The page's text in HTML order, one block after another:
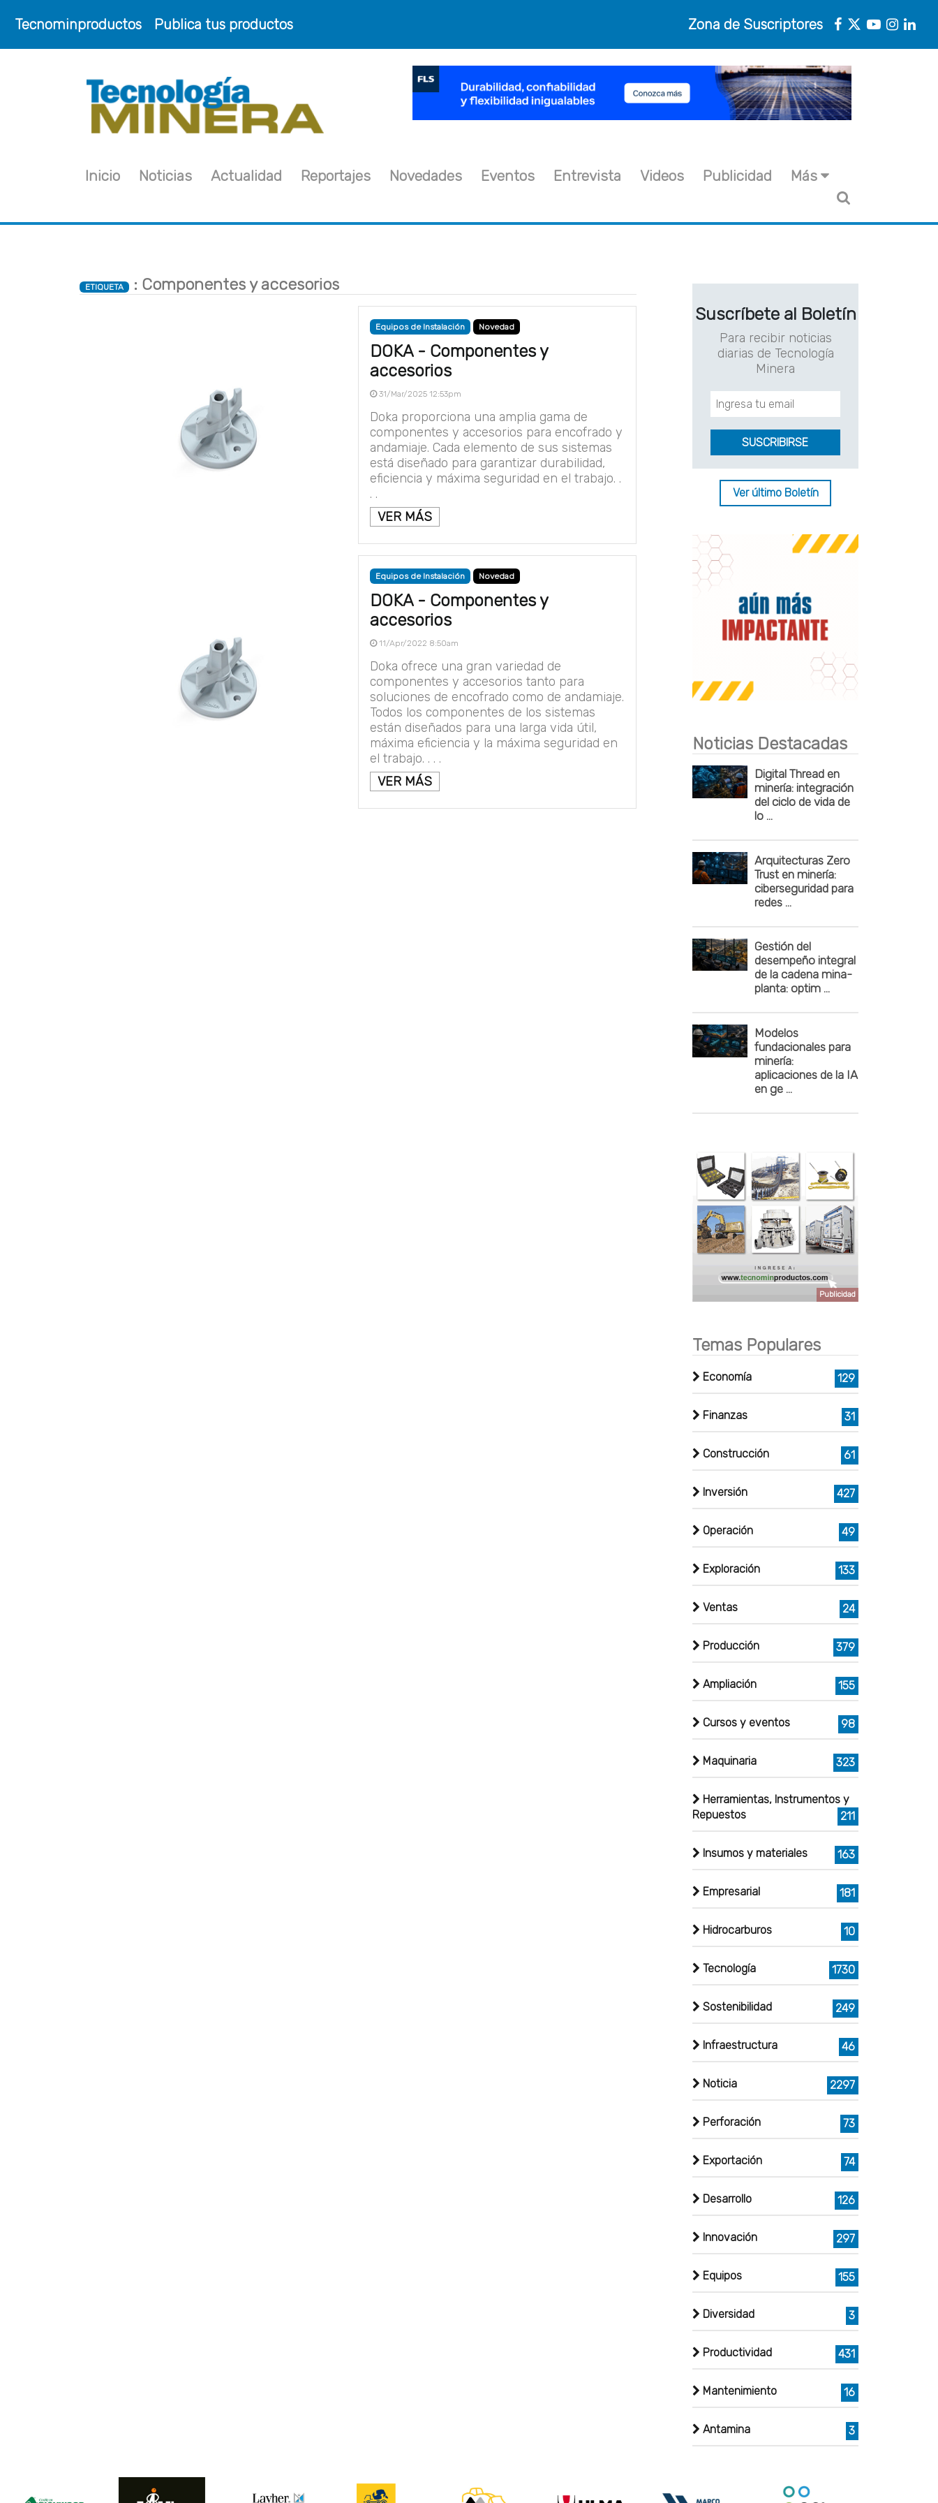
Tecnominproductos Publica tus productos Zona de Suscriptores
Inicio Noticias Actualidad Reportajes Novedades Eventos Entrevista Videos Publicidad Más
ETIQUETA : Componentes y accesorios
Equipos de Instalación Novedad
DOKA - Componentes y
accesorios
31/Mar/2025 12:53pm
Doka proporciona una amplia gama de
componentes y accesorios para encofrado y
andamiaje. Cada elemento de sus sistemas
está diseñado para garantizar durabilidad,
eficiencia y máxima seguridad en el trabajo. .
. .
VER MÁS
Equipos de Instalación Novedad
DOKA - Componentes y
accesorios
11/Apr/2022 8:50am
Doka ofrece una gran variedad de
componentes y accesorios tanto para
soluciones de encofrado como de andamiaje.
Todos los componentes de los sistemas
están diseñados para una larga vida útil,
máxima eficiencia y la máxima seguridad en
el trabajo. . . .
VER MÁS
Suscríbete al Boletín
Para recibir noticias
diarias de Tecnología
Minera
Ver último Boletín
Noticias Destacadas
Digital Thread en
minería: integración
del ciclo de vida de
lo ...
Arquitecturas Zero
Trust en minería:
ciberseguridad para
redes ...
Gestión del
desempeño integral
de la cadena mina-
planta: optim ...
Modelos
fundacionales para
minería:
aplicaciones de la IA
en ge ...
Publicidad
Temas Populares
Economía 129
Finanzas 31
Construcción 61
Inversión 427
Operación 49
Exploración 133
Ventas 24
Producción 379
Ampliación 155
Cursos y eventos 98
Maquinaria 323
Herramientas, Instrumentos y
Repuestos
211
Insumos y materiales 163
Empresarial 181
Hidrocarburos 10
Tecnología 1730
Sostenibilidad 249
Infraestructura 46
Noticia 2297
Perforación 73
Exportación 74
Desarrollo 126
Innovación 297
Equipos 155
Diversidad 3
Productividad 431
Mantenimiento 16
Antamina 3
×